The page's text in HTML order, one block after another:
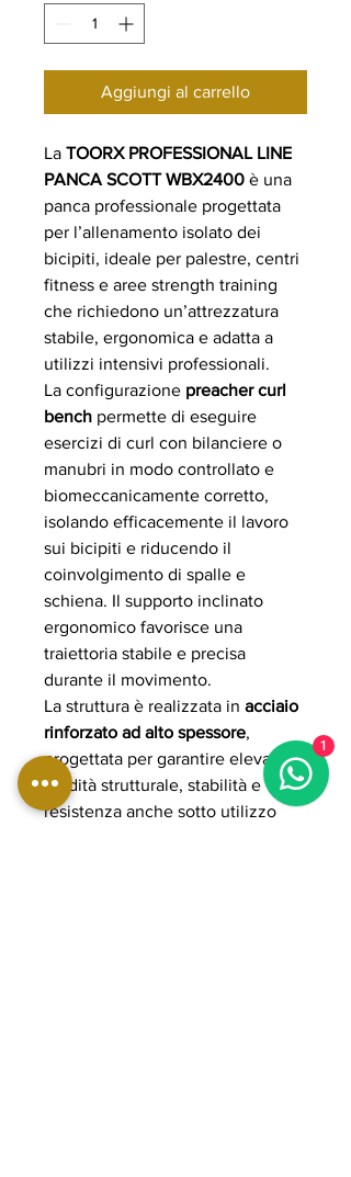
Aggiungi al carrello
La TOORX PROFESSIONAL LINE
PANCA SCOTT WBX2400 è una
panca professionale progettata
per l’allenamento isolato dei
bicipiti, ideale per palestre, centri
fitness e aree strength training
che richiedono un’attrezzatura
stabile, ergonomica e adatta a
utilizzi intensivi professionali.
La configurazione preacher curl
bench permette di eseguire
esercizi di curl con bilanciere o
manubri in modo controllato e
biomeccanicamente corretto,
isolando efficacemente il lavoro
sui bicipiti e riducendo il
coinvolgimento di spalle e
schiena. Il supporto inclinato
ergonomico favorisce una
traiettoria stabile e precisa
durante il movimento.
La struttura è realizzata in acciaio
rinforzato ad alto spessore,
progettata per garantire elevata
rigidità strutturale, stabilità e
resistenza anche sotto utilizzo
1